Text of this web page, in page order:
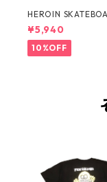
HEROIN
CURB KILLER
LK TEE -
¥5,940
10%OFF